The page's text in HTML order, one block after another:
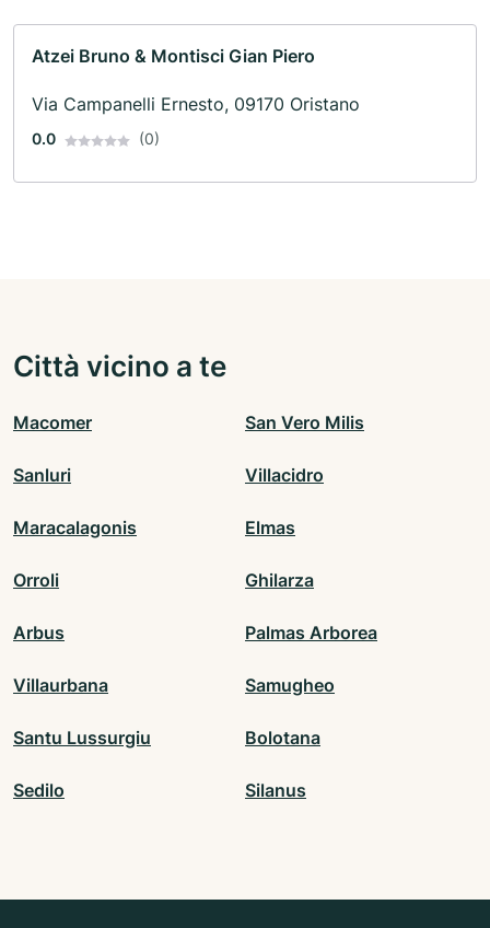
Atzei Bruno & Montisci Gian Piero
Via Campanelli Ernesto, 09170 Oristano
0.0 (0)
Città vicino a te
Macomer San Vero Milis
Sanluri Villacidro
Maracalagonis Elmas
Orroli Ghilarza
Arbus Palmas Arborea
Villaurbana Samugheo
Santu Lussurgiu Bolotana
Sedilo Silanus